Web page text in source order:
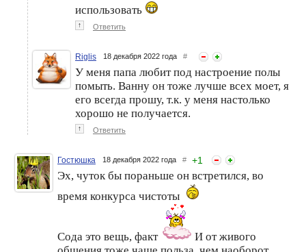
использовать
↑ Ответить
Riglis 18 декабря 2022 года #
У меня папа любит под настроение полы
помыть. Ванну он тоже лучше всех моет, я
его всегда прошу, т.к. у меня настолько
хорошо не получается.
↑ Ответить
Гостюшка 18 декабря 2022 года # +1
Эх, чуток бы пораньше он встретился, во
время конкурса чистоты
Сода это вещь, факт
И от живого